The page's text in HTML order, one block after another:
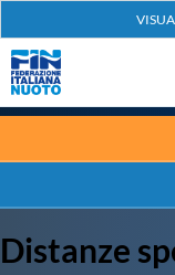
Nuoto
Tuffi
Distanze